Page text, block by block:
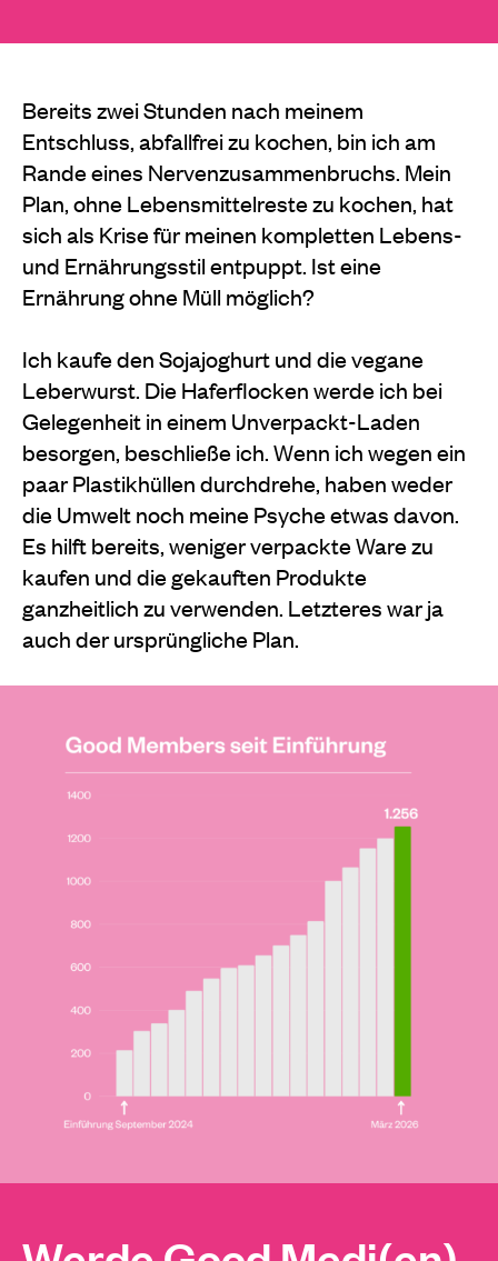
Bereits zwei Stunden nach meinem
Entschluss, abfallfrei zu kochen, bin ich am
Rande eines Nervenzusammenbruchs. Mein
Plan, ohne Lebensmittelreste zu kochen, hat
sich als Krise für meinen kompletten Lebens-
und Ernährungsstil entpuppt. Ist eine
Ernährung ohne Müll möglich?
Ich kaufe den Sojajoghurt und die vegane
Leberwurst. Die Haferflocken werde ich bei
Gelegenheit in einem Unverpackt-Laden
besorgen, beschließe ich. Wenn ich wegen ein
paar Plastikhüllen durchdrehe, haben weder
die Umwelt noch meine Psyche etwas davon.
Es hilft bereits, weniger verpackte Ware zu
kaufen und die gekauften Produkte
ganzheitlich zu verwenden. Letzteres war ja
auch der ursprüngliche Plan.